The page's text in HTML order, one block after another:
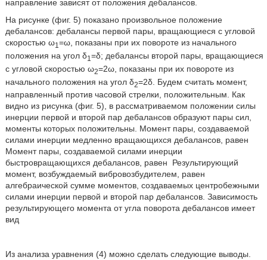
направление зависят от положения дебалансов.
На рисунке (фиг. 5) показано произвольное положение
дебалансов: дебалансы первой пары, вращающиеся с угловой
скоростью ω1 =ω, показаны при их повороте из начального
положения на угол δ1 =δ; дебалансы второй пары, вращающиеся
с угловой скоростью ω2=2ω, показаны при их повороте из
начального положения на угол δ2=2δ. Будем считать момент,
направленный против часовой стрелки, положительным. Как
видно из рисунка (фиг. 5), в рассматриваемом положении силы
инерции первой и второй пар дебалансов образуют пары сил,
моменты которых положительны. Момент пары, создаваемой
силами инерции медленно вращающихся дебалансов, равен
Момент пары, создаваемой силами инерции
быстровращающихся дебалансов, равен
Результирующий
момент, возбуждаемый вибровозбудителем, равен
алгебраической сумме моментов, создаваемых центробежными
силами инерции первой и второй пар дебалансов. Зависимость
результирующего момента от угла поворота дебалансов имеет
вид
Из анализа уравнения (4) можно сделать следующие выводы.